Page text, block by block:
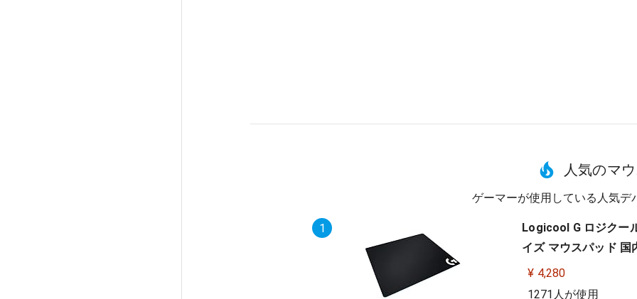
人気のマ
ゲーマーが使用している人気デ
1
Logicool G ロジクー
イズ マウスパッド 国
¥ 4,280
1271人が使用